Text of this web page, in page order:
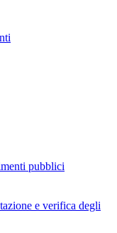
pubblici
e verifica degli